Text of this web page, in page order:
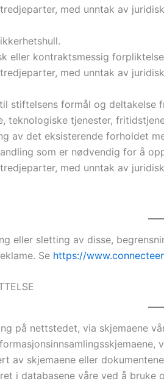
med unntak av
eller kontraktsmessig
med unntak av
stiftelsens formål og
teknologiske tjenester,
av det eksisterende forholdet
som er nødvendig for å
med unntak av
eller sletting av disse,
Se https://
på nettstedet, via skjemaene
av skjemaene eller
i databasene våre ved å